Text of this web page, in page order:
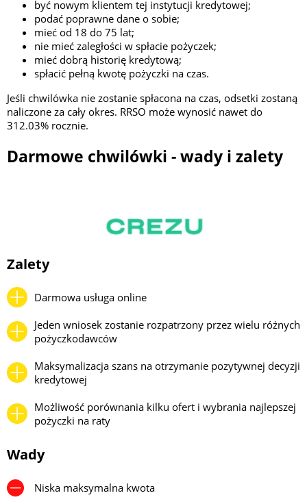
być nowym klientem tej instytucji kredytowej;
podać poprawne dane o sobie;
mieć od 18 do 75 lat;
nie mieć zaległości w spłacie pożyczek;
mieć dobrą historię kredytową;
spłacić pełną kwotę pożyczki na czas.
Jeśli chwilówka nie zostanie spłacona na czas, odsetki zostaną
naliczone za cały okres. RRSO może wynosić nawet do
312.03% rocznie.
Darmowe chwilówki - wady i zalety
Zalety
Darmowa usługa online
Jeden wniosek zostanie rozpatrzony przez wielu różnych
pożyczkodawców
Maksymalizacja szans na otrzymanie pozytywnej decyzji
kredytowej
Możliwość porównania kilku ofert i wybrania najlepszej
pożyczki na raty
Wady
Niska maksymalna kwota